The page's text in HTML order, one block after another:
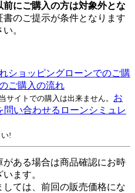
前にご購入の方は対象外とな
書のご提示が条件となります
。
ショッピングローンでのご購
ご購入の流れ
サイトでの購入は出来ません。 お
問い合わせる ローンシミュレ
!
ある場合は商品確認にお時
ます。
ては、前回の販売価格にな